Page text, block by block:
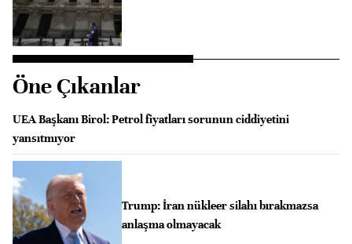
Öne Çıkanlar
UEA Başkanı Birol: Petrol fiyatları sorunun ciddiyetini
yansıtmıyor
Trump: İran nükleer silahı bırakmazsa
anlaşma olmayacak